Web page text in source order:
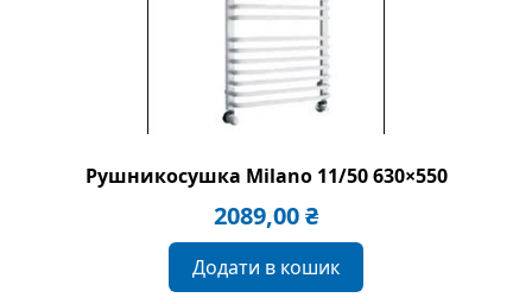
Рушникосушка Milano 11/50 630×550
2089,00₴
Додати в кошик